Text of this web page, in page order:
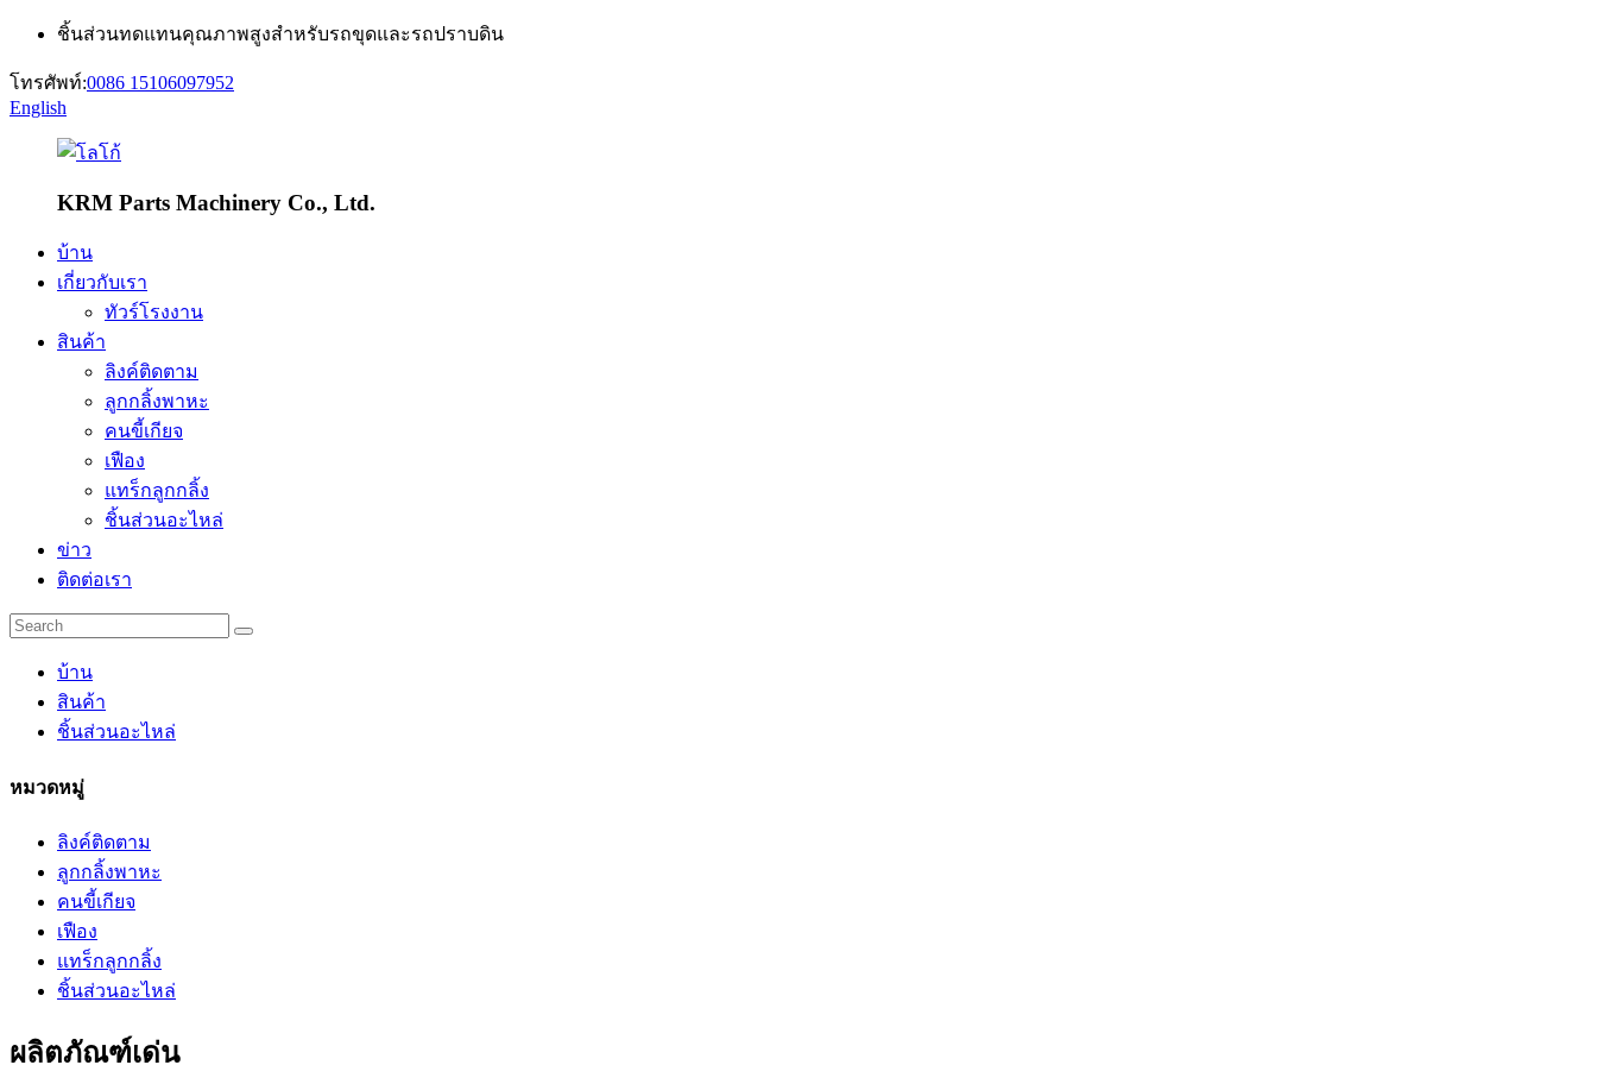
ชิ้นส่วนทดแทนคุณภาพสูงสำหรับรถขุดและรถปราบดิน
โทรศัพท์:0086 15106097952
English
KRM Parts Machinery Co., Ltd.
บ้าน
เกี่ยวกับเรา
ทัวร์โรงงาน
สินค้า
ลิงค์ติดตาม
ลูกกลิ้งพาหะ
คนขี้เกียจ
เฟือง
แทร็กลูกกลิ้ง
ชิ้นส่วนอะไหล่
ข่าว
ติดต่อเรา
บ้าน
สินค้า
ชิ้นส่วนอะไหล่
หมวดหมู่
ลิงค์ติดตาม
ลูกกลิ้งพาหะ
คนขี้เกียจ
เฟือง
แทร็กลูกกลิ้ง
ชิ้นส่วนอะไหล่
ผลิตภัณฑ์เด่น